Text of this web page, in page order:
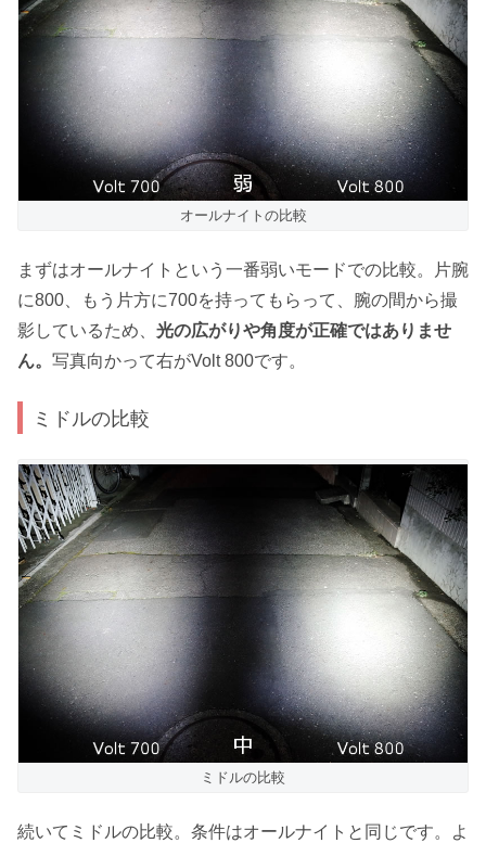
オールナイトの比較
まずはオールナイトという一番弱いモードでの比較。片腕
に800、もう片方に700を持ってもらって、腕の間から撮
影しているため、 光の広がりや角度が正確ではありませ
ん。 写真向かって右がVolt 800です。
ミドルの比較
ミドルの比較
続いてミドルの比較。条件はオールナイトと同じです。よ